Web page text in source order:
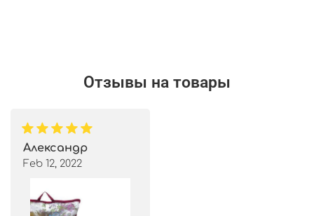
Отзывы на товары
Александр
Feb 12, 2022